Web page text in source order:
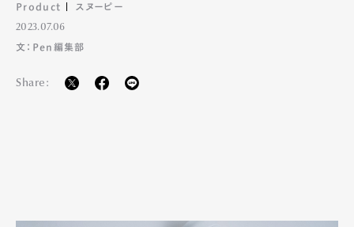
Product スヌーピー
2023.07.06
文：Pen編集部
Share: